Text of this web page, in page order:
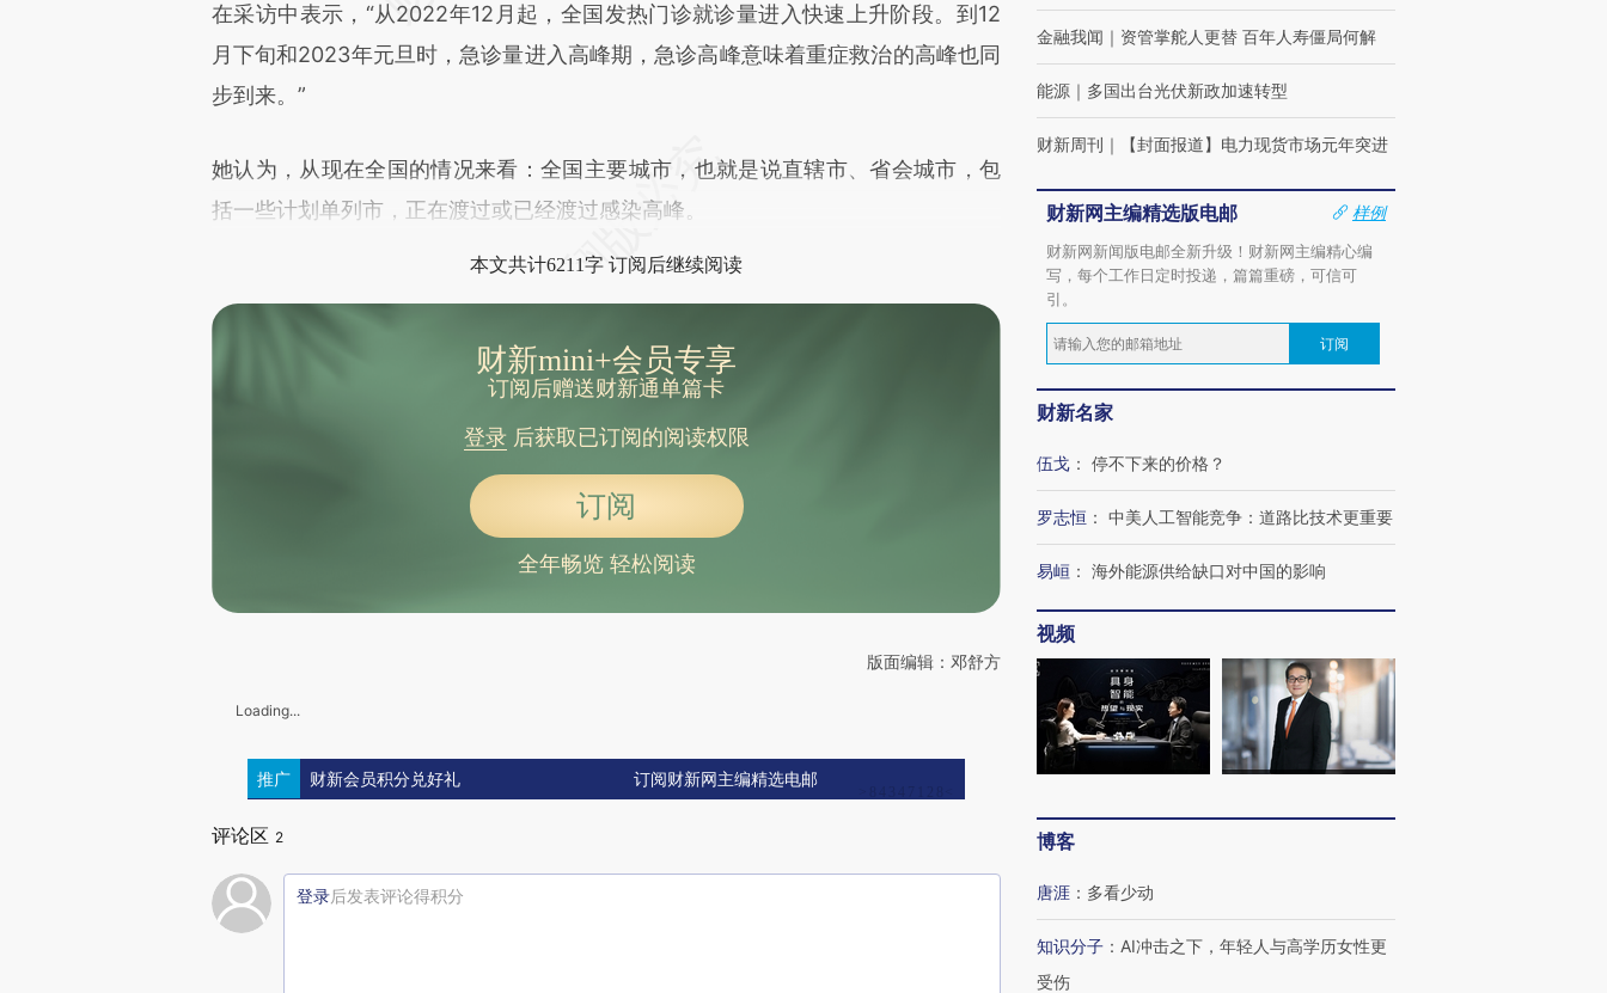
春运首日预计发送旅客3473.1万人次
在采访中表示，“从2022年12月起，全国发热门诊就诊量进入快速上升阶段。到12
月下旬和2023年元旦时，急诊量进入高峰期，急诊高峰意味着重症救治的高峰也同
步到来。”
她认为，从现在全国的情况来看：全国主要城市，也就是说直辖市、省会城市，包
括一些计划单列市，正在渡过或已经渡过感染高峰。
本文共计6211字 订阅后继续阅读
财新mini+会员专享
订阅后赠送财新通单篇卡
登录后获取已订阅的阅读权限
订阅
全年畅览 轻松阅读
版面编辑：邓舒方
Loading...
推广 财新会员积分兑好礼 订阅财新网主编精选电邮
评论区 2
登录后发表评论得积分
金融我闻 ｜ 资管掌舵人更替 百年人寿僵局何解
能源 ｜ 多国出台光伏新政加速转型
财新周刊 ｜ 【封面报道】电力现货市场元年突进
财新网主编精选版电邮
样例
财新网新闻版电邮全新升级！财新网主编精心编
写，每个工作日定时投递，篇篇重磅，可信可
引。
订阅
财新名家
伍戈 ： 停不下来的价格？
罗志恒 ： 中美人工智能竞争：道路比技术更重要
易峘 ： 海外能源供给缺口对中国的影响
视频
博客
唐涯 ： 多看少动
知识分子 ： AI冲击之下，年轻人与高学历女性更
受伤